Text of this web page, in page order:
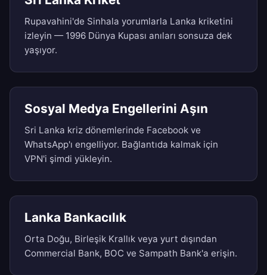
Rupavahini'de Sinhala yorumlarla Lanka kriketini
izleyin — 1996 Dünya Kupası anıları sonsuza dek
yaşıyor.
Sosyal Medya Engellerini Aşın
Sri Lanka kriz dönemlerinde Facebook ve
WhatsApp'ı engelliyor. Bağlantıda kalmak için
VPN'i şimdi yükleyin.
Lanka Bankacılık
Orta Doğu, Birleşik Krallık veya yurt dışından
Commercial Bank, BOC ve Sampath Bank'a erişin.